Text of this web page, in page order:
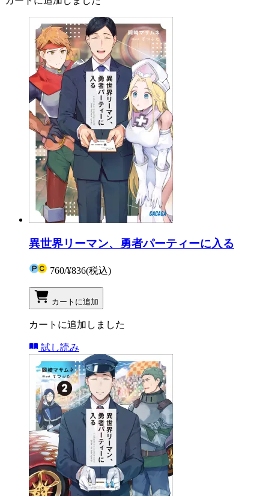
異世界リーマン、勇者パーティーに入る
760/¥836(税込)
カートに追加
カートに追加しました
試し読み